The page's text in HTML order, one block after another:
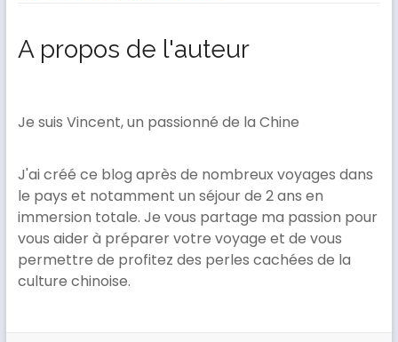
A propos de l'auteur
Je suis Vincent, un passionné de la Chine
J'ai créé ce blog après de nombreux voyages dans
le pays et notamment un séjour de 2 ans en
immersion totale. Je vous partage ma passion pour
vous aider à préparer votre voyage et de vous
permettre de profitez des perles cachées de la
culture chinoise.